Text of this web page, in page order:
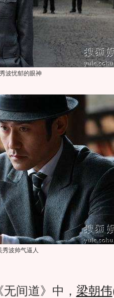
波忧郁的眼神
秀波帅气逼人
间道》中， 梁朝伟